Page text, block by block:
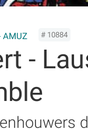
AMUZ # 10884
-